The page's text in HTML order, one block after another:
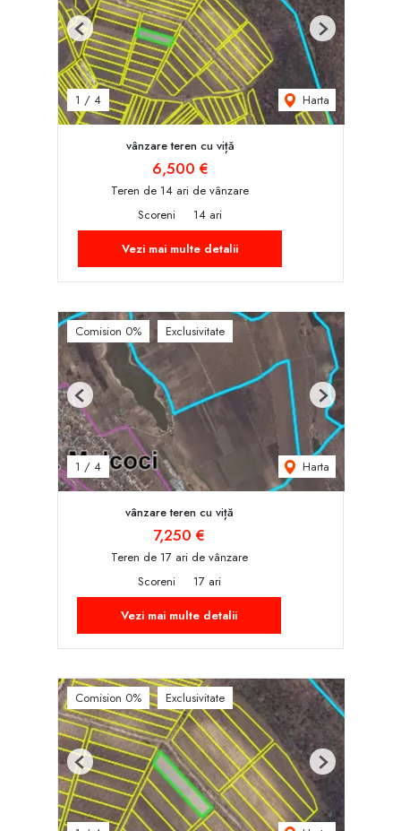
1 / 4 Harta
Previous Next
vânzare teren cu viță
6,500 €
Teren de 14 ari de vânzare
Scoreni
14 ari
Vezi mai multe detalii
Comision 0% Exclusivitate
1 / 4 Harta
Previous Next
vânzare teren cu viță
7,250 €
Teren de 17 ari de vânzare
Scoreni
17 ari
Vezi mai multe detalii
Comision 0% Exclusivitate
Previous Next